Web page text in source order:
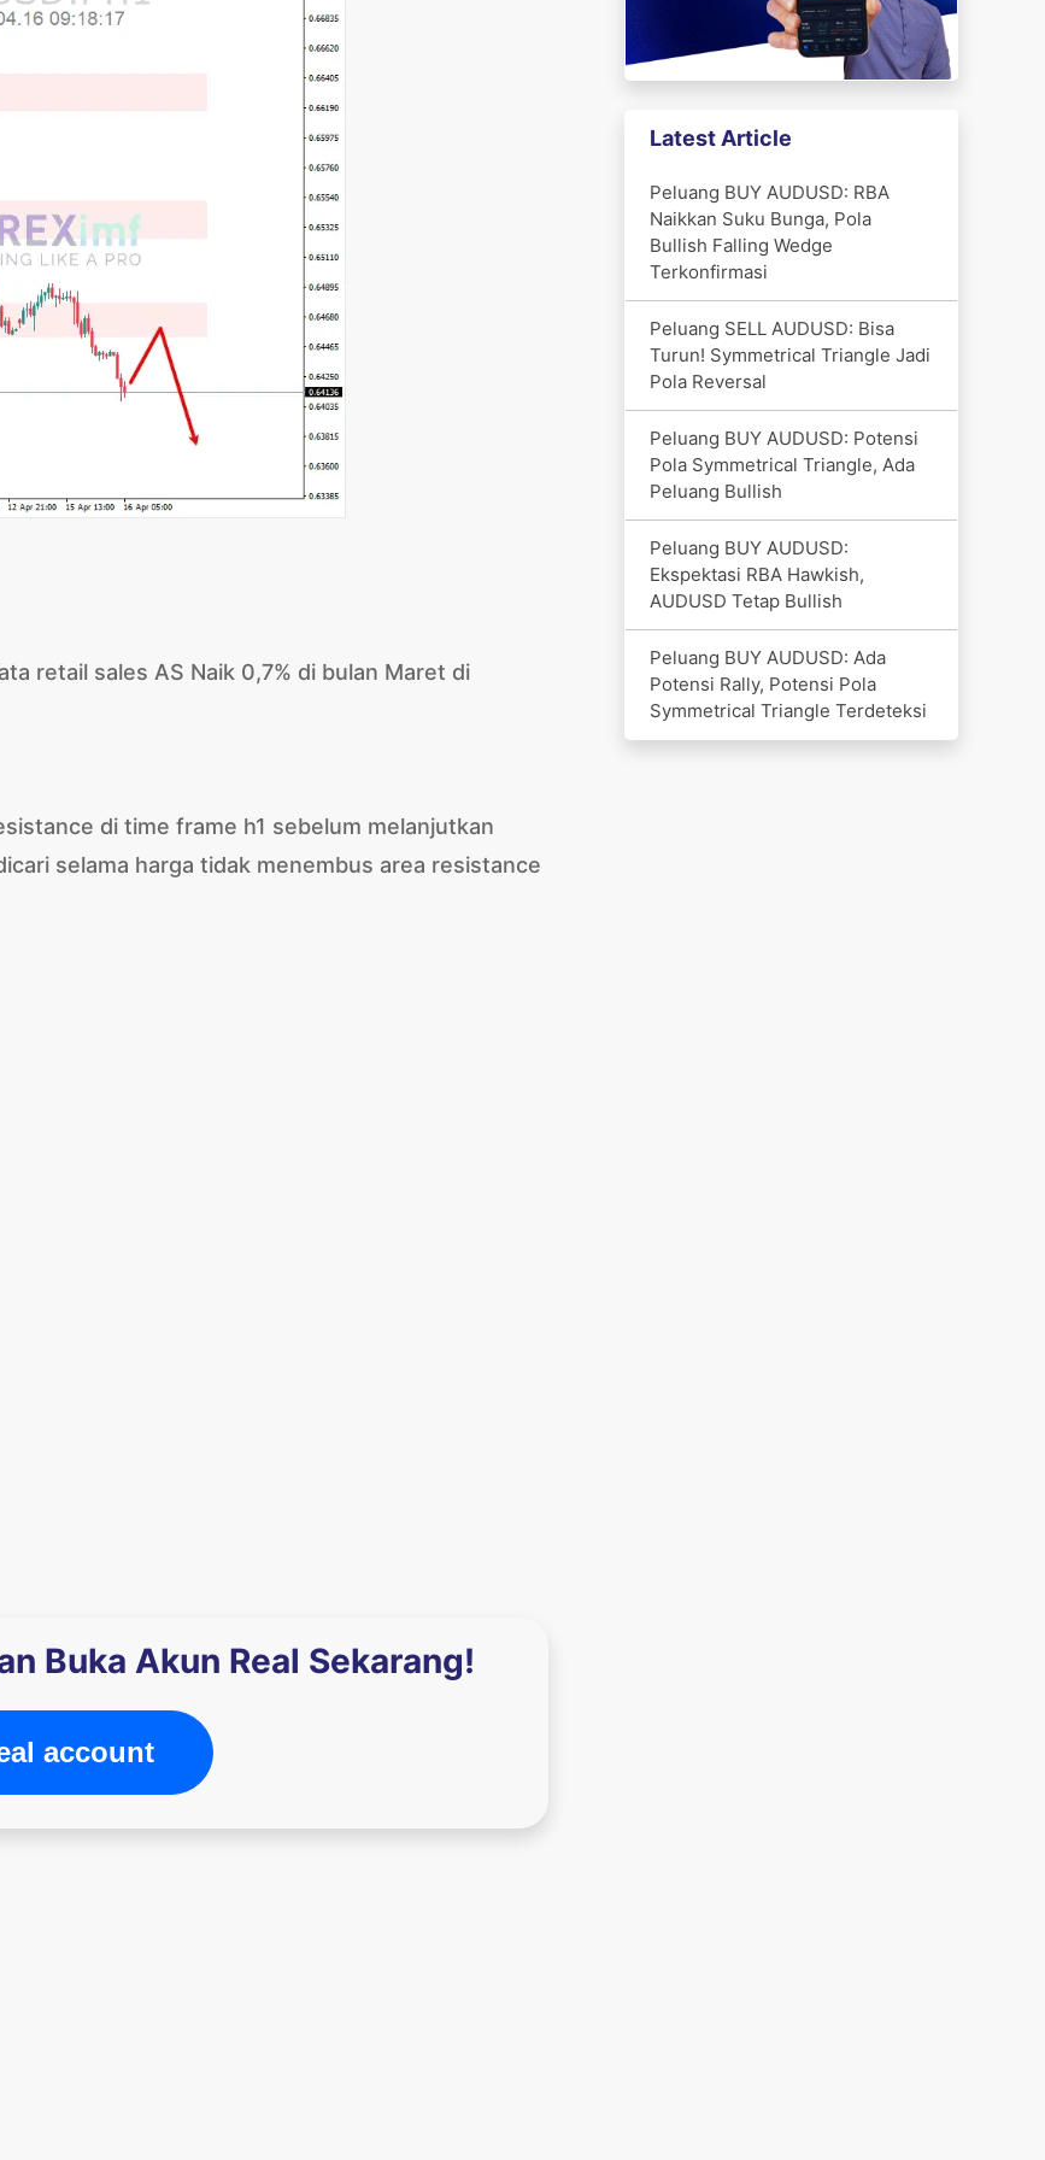
retail sales AS Naik 0,7% di bulan Maret di
di time frame h1 sebelum melanjutkan
selama harga tidak menembus area resistance
Buka Akun Real Sekarang!
account
Latest Article
Peluang BUY AUDUSD: RBA
Naikkan Suku Bunga, Pola
Bullish Falling Wedge
Terkonfirmasi
Peluang SELL AUDUSD: Bisa
Turun! Symmetrical Triangle Jadi
Pola Reversal
Peluang BUY AUDUSD: Potensi
Pola Symmetrical Triangle, Ada
Peluang Bullish
Peluang BUY AUDUSD:
Ekspektasi RBA Hawkish,
AUDUSD Tetap Bullish
Peluang BUY AUDUSD: Ada
Potensi Rally, Potensi Pola
Symmetrical Triangle Terdeteksi